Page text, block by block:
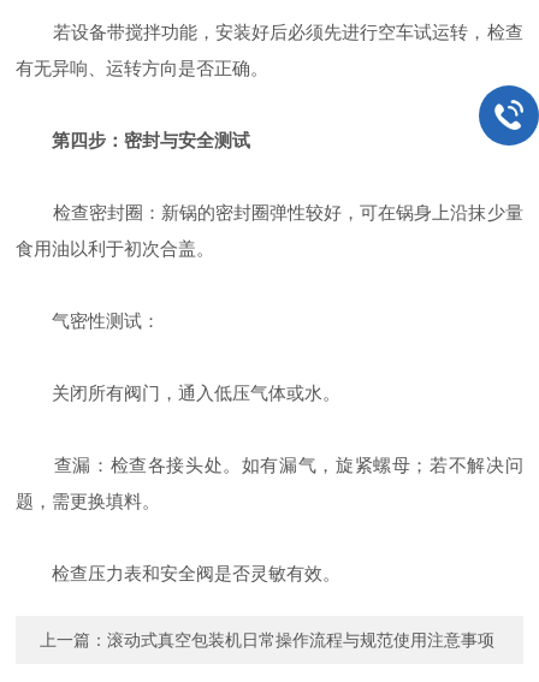
若设备带搅拌功能，安装好后必须先进行空车试运转，检查
有无异响、运转方向是否正确。
第四步：密封与安全测试
检查密封圈：新锅的密封圈弹性较好，可在锅身上沿抹少量
食用油以利于初次合盖。
气密性测试：
关闭所有阀门，通入低压气体或水。
查漏：检查各接头处。如有漏气，旋紧螺母；若不解决问
题，需更换填料。
检查压力表和安全阀是否灵敏有效。
上一篇：滚动式真空包装机日常操作流程与规范使用注意事项